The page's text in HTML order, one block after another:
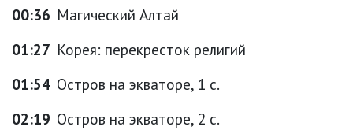
00:36 Магический Алтай
01:27 Корея: перекресток религий
01:54 Остров на экваторе, 1 с.
02:19 Остров на экваторе, 2 с.